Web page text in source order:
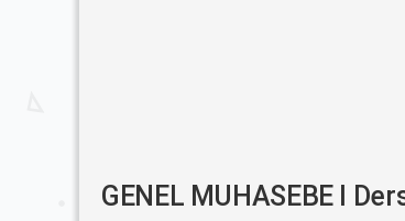
GENEL MUHASEBE I